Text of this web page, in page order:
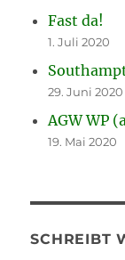
Fast da!
1. Juli 2020
29. Juni 2020
AGW WP
19. Mai 2020
SCHREIBT